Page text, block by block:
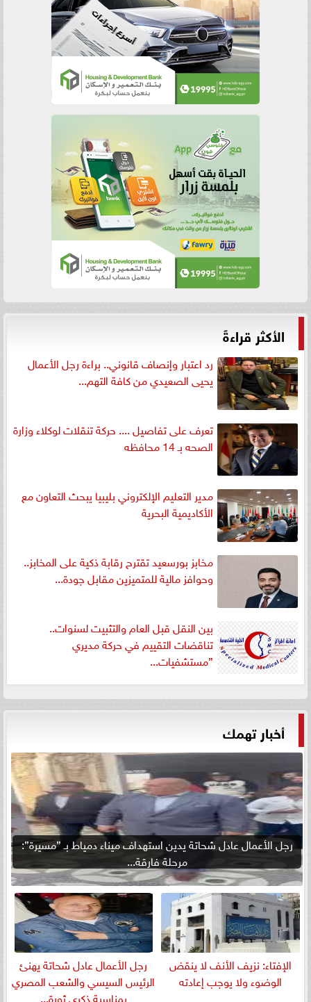
الأكثر قراءةً
رد اعتبار وإنصاف قانوني.. براءة رجل الأعمال
يحيى الصعيدي من كافة التهم...
تعرف على تفاصيل .... حركة تنقلات لوكلاء وزارة
الصحه بـ 14 محافظه
مدير التعليم الإلكتروني بليبيا يبحث التعاون مع
الأكاديمية البحرية
مخابز بورسعيد تقترح رقابة ذكية على المخابز..
وحوافز مالية للمتميزين مقابل جودة...
بين النقل قبل العام والتثبيت لسنوات..
تناقضات التقييم في حركة مديري
”مستشفيات...
أخبار تهمك
رجل الأعمال عادل شحاتة يدين استهداف ميناء دمياط بـ ”مسيرة”:
مرحلة فارقة...
الإفتاء: نزيف الأنف لا ينقض
الوضوء ولا يوجب إعادته
رجل الأعمال عادل شحاتة يهنئ
الرئيس السيسي والشعب المصري
بمناسبة ذكرى ثورة...